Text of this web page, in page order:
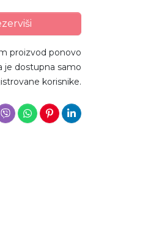
proizvod ponovo
je dostupna samo
korisnike.